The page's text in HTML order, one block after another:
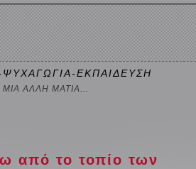
ΕΚΠΑΙΔΕΥΣΗ
ΑΛΛΗ ΜΑΤΙΑ...
από το τοπίο των